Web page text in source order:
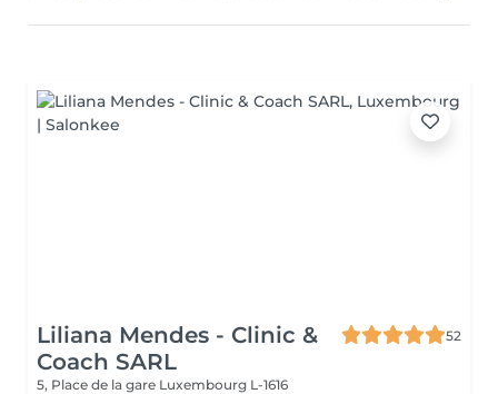
Liliana Mendes - Clinic &
Coach SARL
52
5, Place de la gare Luxembourg L-1616